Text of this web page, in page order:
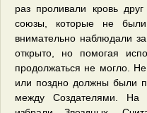
раз проливали кровь
союзы, которые не
внимательно наблюдали
открыто, но помогая
продолжаться не могло.
или поздно должны были
между Создателями. На